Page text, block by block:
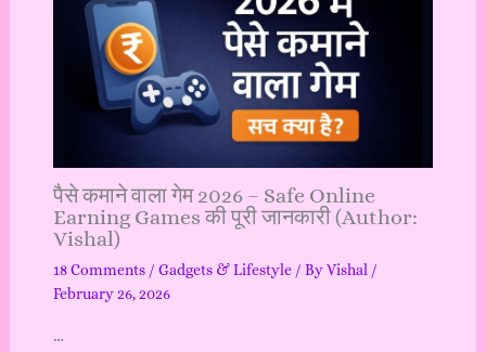
पैसे कमाने वाला गेम 2026 – Safe Online
Earning Games की पूरी जानकारी (Author:
Vishal)
18 Comments / Gadgets & Lifestyle/ ByVishal /
February 26, 2026
…